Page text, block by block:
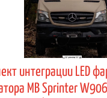
интеграции LED
MB Sprinter